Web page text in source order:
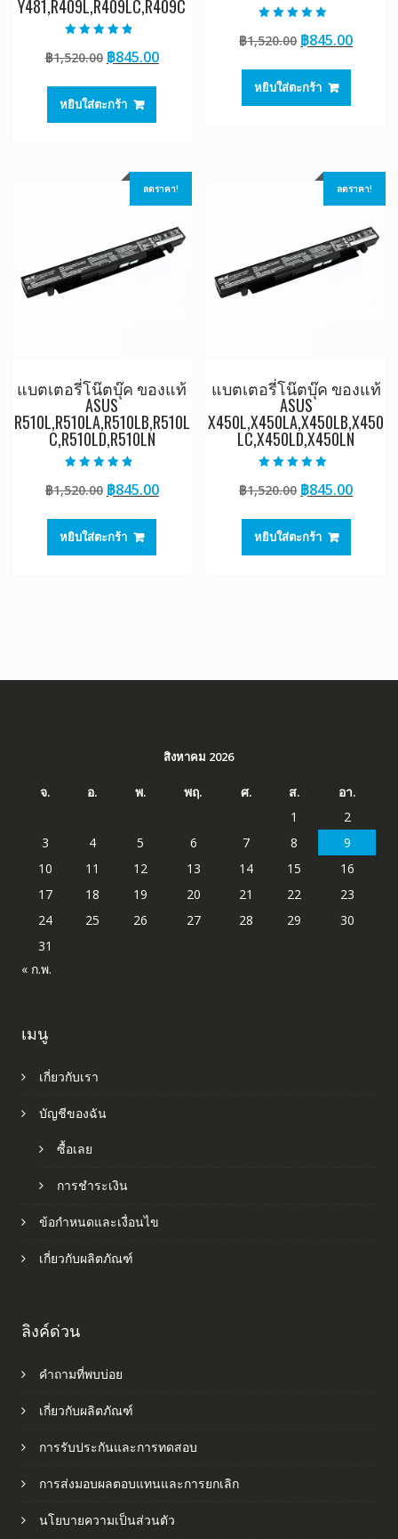
Y481,R409L,R409LC,R409C
4.50
ตั้งแต่ 1-5
฿1,520.00 Original
was:
฿1,520.00.
฿845.00Current
หยิบใส่ตะกร้า
4.50
ตั้งแต่ 1-5
฿1,520.00 Original
was:
฿1,520.00.
฿845.00
หยิบใส่ตะกร้า
ลดราคา!
แบตเตอรี่โน๊ตบุ๊ค ของแท้
ASUS
R510L,R510LA,R510LB,R510L
C,R510LD,R510LN
4.50
ตั้งแต่ 1-5
฿1,520.00 Original
was:
฿1,520.00.
฿845.00Current
หยิบใส่ตะกร้า
ลดราคา!
แบตเตอรี่โน๊ตบุ๊ค ของแท้
ASUS
X450L,X450LA,X450LB,X450
LC,X450LD,X450LN
5.00
ตั้งแต่ 1-5
฿1,520.00 Original
was:
฿1,520.00.
฿845.00
หยิบใส่ตะกร้า
สิงหาคม 2026
จ. อ. พ. พฤ. ศ. ส.
อา.
1
2
3
4 5 6 7 8
9
10
11 12 13 14 15
16
17
18 19 20 21 22
23
24
25 26 27 28 29
30
31
« ก.พ.
เมนู
เกี่ยวกับเรา
บัญชีของฉัน
ซื้อเลย
การชำระเงิน
ข้อกำหนดและเงื่อนไข
เกี่ยวกับผลิตภัณฑ์
ลิงค์ด่วน
คำถามที่พบบ่อย
เกี่ยวกับผลิตภัณฑ์
การรับประกันและการทดสอบ
การส่งมอบผลตอบแทนและการยกเลิก
นโยบายความเป็นส่วนตัว